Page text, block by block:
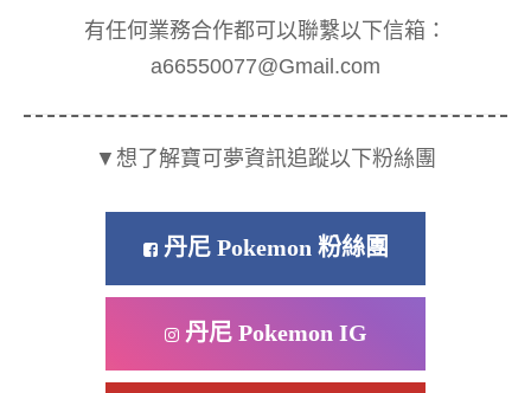
有任何業務合作都可以聯繫以下信箱：
a66550077@Gmail.com
▼想了解寶可夢資訊追蹤以下粉絲團
丹尼 Pokemon 粉絲團
丹尼 Pokemon IG